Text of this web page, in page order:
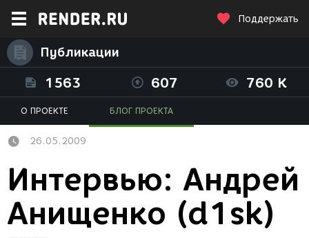
Поддержать
Публикации
1563 607 760 K
О ПРОЕКТЕ БЛОГ ПРОЕКТА
26.05.2009
Интервью: Андрей
Анищенко (d1sk)